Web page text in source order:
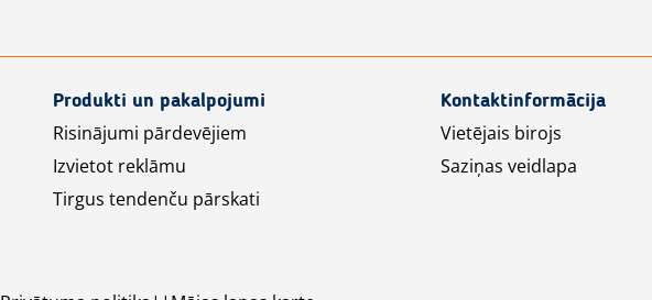
Produkti un pakalpojumi
Risinājumi pārdevējiem
Izvietot reklāmu
Tirgus tendenču pārskati
Kontaktinformācija
Vietējais birojs
Saziņas veidlapa